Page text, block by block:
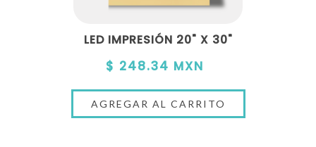
LED IMPRESIÓN 20" X 30"
$ 248.34 MXN